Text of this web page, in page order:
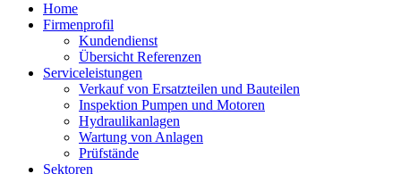
Home
Firmenprofil
Kundendienst
Übersicht Referenzen
Serviceleistungen
Verkauf von Ersatzteilen und Bauteilen
Inspektion Pumpen und Motoren
Hydraulikanlagen
Wartung von Anlagen
Prüfstände
Sektoren